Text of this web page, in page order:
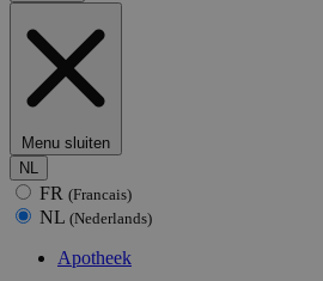
Menu sluiten
NL
FR (Francais)
NL (Nederlands)
Apotheek